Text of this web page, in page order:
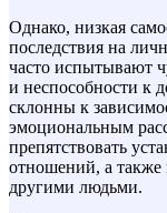
Однако, низкая
последствия на
часто испытывают
и неспособности к
склонны к
эмоциональным
препятствовать
отношений, а
другими людьми.